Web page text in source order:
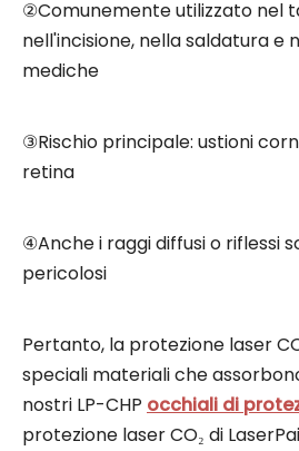
②Comunemente utilizzato nel
nell'incisione, nella saldatura e
mediche
③Rischio principale: ustioni
retina
④Anche i raggi diffusi o riflessi
pericolosi
Pertanto, la protezione laser
speciali materiali che
nostri LP-CHP occhiali di
protezione laser CO₂ di